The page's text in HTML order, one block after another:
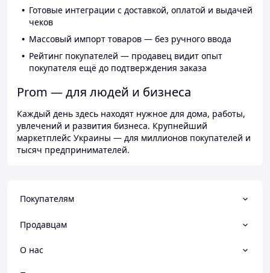
Готовые интеграции с доставкой, оплатой и выдачей
чеков
Массовый импорт товаров — без ручного ввода
Рейтинг покупателей — продавец видит опыт
покупателя ещё до подтверждения заказа
Prom — для людей и бизнеса
Каждый день здесь находят нужное для дома, работы,
увлечений и развития бизнеса. Крупнейший
маркетплейс Украины — для миллионов покупателей и
тысяч предпринимателей.
Покупателям
Продавцам
О нас